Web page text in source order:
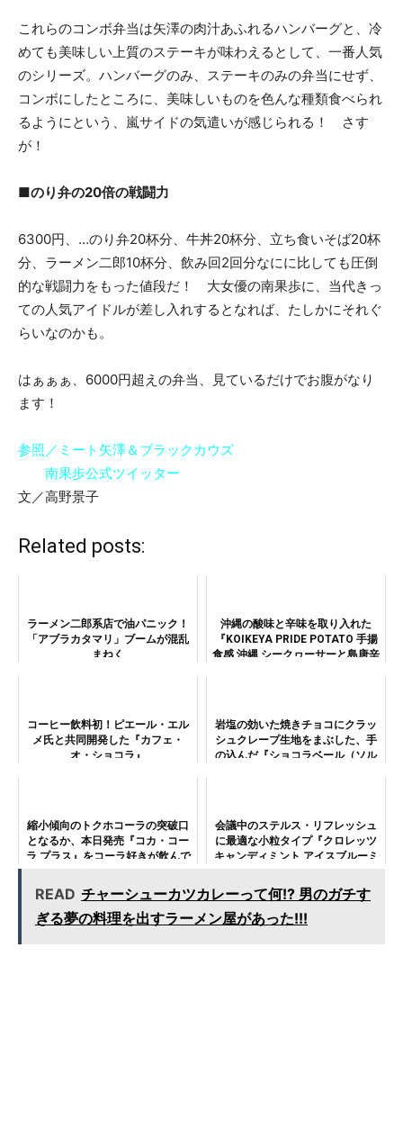
これらのコンボ弁当は矢澤の肉汁あふれるハンバーグと、冷
めても美味しい上質のステーキが味わえるとして、一番人気
のシリーズ。ハンバーグのみ、ステーキのみの弁当にせず、
コンボにしたところに、美味しいものを色んな種類食べられ
るようにという、嵐サイドの気遣いが感じられる！ さす
が！
■のり弁の20倍の戦闘力
6300円、…のり弁20杯分、牛丼20杯分、立ち食いそば20杯
分、ラーメン二郎10杯分、飲み回2回分なにに比しても圧倒
的な戦闘力をもった値段だ！ 大女優の南果歩に、当代きっ
ての人気アイドルが差し入れするとなれば、たしかにそれぐ
らいなのかも。
はぁぁぁ、6000円超えの弁当、見ているだけでお腹がなり
ます！
参照／ミート矢澤＆ブラックカウズ
南果歩公式ツイッター
文／高野景子
Related posts:
ラーメン二郎系店で油パニック！
「アブラカタマリ」ブームが混乱
まねく
沖縄の酸味と辛味を取り入れた
『KOIKEYA PRIDE POTATO 手揚
食感 沖縄 シークヮーサーと島唐辛
コーヒー飲料初！ピエール・エル
メ氏と共同開発した『カフェ・
オ・ショコラ』
岩塩の効いた焼きチョコにクラッ
シュクレープ生地をまぶした、手
の込んだ『ショコラベール（ソル
縮小傾向のトクホコーラの突破口
となるか、本日発売『コカ・コー
ラ プラス』をコーラ好きが飲んで
会議中のステルス・リフレッシュ
に最適な小粒タイプ『クロレッツ
キャンディミント アイスブルーミ
READ チャーシューカツカレーって何!? 男のガチす
ぎる夢の料理を出すラーメン屋があった!!!